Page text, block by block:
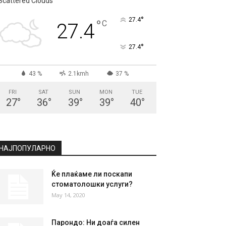
27.4°C 27.4°
27.4°
43 % 2.1kmh 37 %
FRI
27°
SAT
36°
SUN
39°
MON
39°
TUE
40°
Ќе плаќаме ли поскапи
стоматолошки услуги?
May 14, 2020
Парондо: Ни доаѓа силен